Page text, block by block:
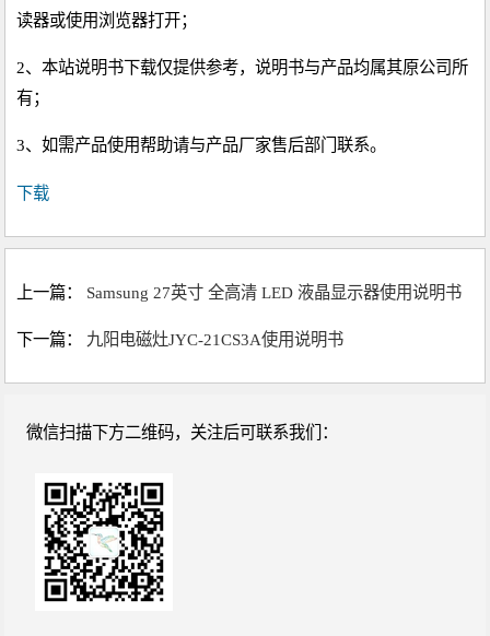
读器或使用浏览器打开；
2、本站说明书下载仅提供参考，说明书与产品均属其原公司所
有；
3、如需产品使用帮助请与产品厂家售后部门联系。
下载
上一篇： Samsung 27英寸 全高清 LED 液晶显示器使用说明书
下一篇： 九阳电磁灶JYC-21CS3A使用说明书
微信扫描下方二维码，关注后可联系我们：